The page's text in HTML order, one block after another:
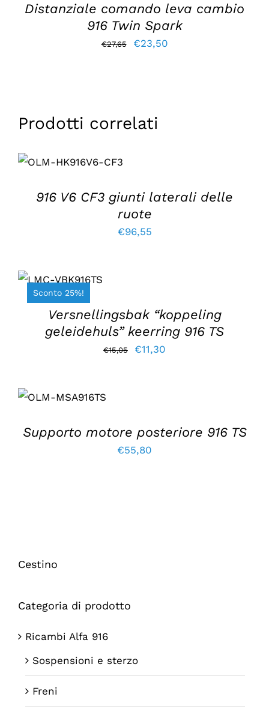
Distanziale comando leva cambio
916 Twin Spark
€27,65
Il
€27,65.
€23,50Il
Prodotti correlati
CARRELLO
/
916 V6 CF3 giunti laterali delle
ruote
€96,55
Sconto 25%!
CARRELLO
/
DETTAGLI
Versnellingsbak “koppeling
geleidehuls” keerring 916 TS
€15,05
Il
€11,30
CARRELLO
/
Supporto motore posteriore 916 TS
€55,80
Cestino
Categoria di prodotto
Ricambi Alfa 916
Sospensioni e sterzo
Freni